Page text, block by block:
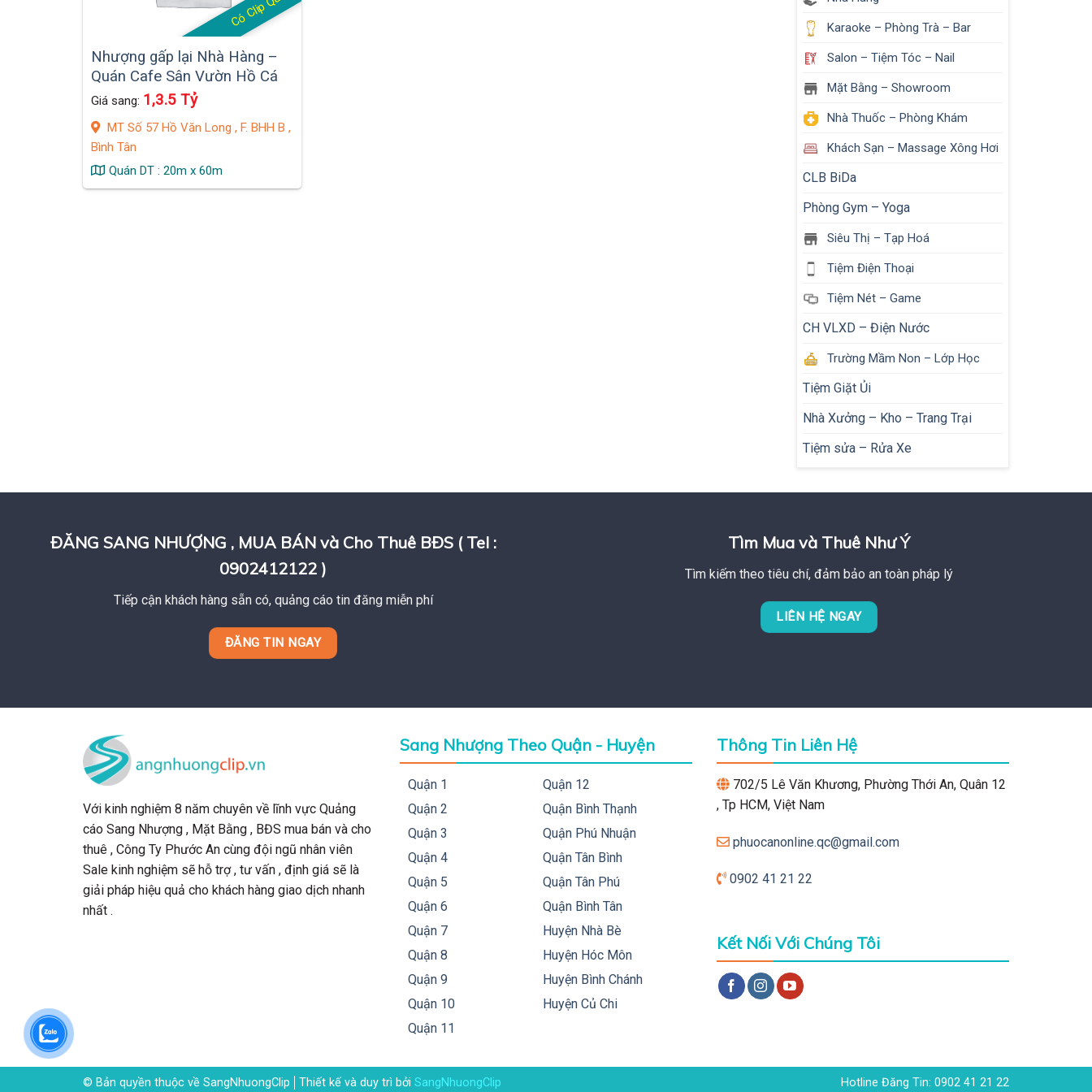
Nhượng gấp lại Nhà Hàng –
Quán Cafe Sân Vườn Hồ Cá
Koi,DT : 1200 m2, Bình Tân
Giá sang: 1,3.5 Tỷ
MT Số 57 Hồ Văn Long , F. BHH B ,
Bình Tân
Quán DT : 20m x 60m
Karaoke – Phòng Trà – Bar
Salon – Tiệm Tóc – Nail
Mặt Bằng – Showroom
Nhà Thuốc – Phòng Khám
Khách Sạn – Massage Xông Hơi
CLB BiDa
Phòng Gym – Yoga
Siêu Thị – Tạp Hoá
Tiệm Điện Thoại
Tiệm Nét – Game
CH VLXD – Điện Nước
Trường Mầm Non – Lớp Học
Tiệm Giặt Ủi
Nhà Xưởng – Kho – Trang Trại
Tiệm sửa – Rửa Xe
ĐĂNG SANG NHƯỢNG , MUA BÁN và Cho Thuê BĐS ( Tel :
0902412122 )
Tiếp cận khách hàng sẵn có, quảng cáo tin đăng miễn phí
ĐĂNG TIN NGAY
Tìm Mua và Thuê Như Ý
Tìm kiếm theo tiêu chí, đảm bảo an toàn pháp lý
LIÊN HỆ NGAY
Với kinh nghiệm 8 năm chuyên về lĩnh vực Quảng
cáo Sang Nhượng , Mặt Bằng , BĐS mua bán và cho
thuê , Công Ty Phước An cùng đội ngũ nhân viên
Sale kinh nghiệm sẽ hỗ trợ , tư vấn , định giá sẽ là
giải pháp hiệu quả cho khách hàng giao dịch nhanh
nhất .
Sang Nhượng Theo Quận - Huyện
Quận 1
Quận 2
Quận 3
Quận 4
Quận 5
Quận 6
Quận 7
Quận 8
Quận 9
Quận 10
Quận 11
Quận 12
Quận Bình Thạnh
Quận Phú Nhuận
Quận Tân Bình
Quận Tân Phú
Quận Bình Tân
Huyện Nhà Bè
Huyện Hóc Môn
Huyện Bình Chánh
Huyện Củ Chi
Thông Tin Liên Hệ
702/5 Lê Văn Khương, Phường Thới An, Quân 12
, Tp HCM, Việt Nam
phuocanonline.qc@gmail.com
0902 41 21 22
Kết Nối Với Chúng Tôi
Hotline Đăng Tin: 0902 41 21 22
© Bản quyền thuộc về SangNhuongClip Thiết kế và duy trì bởi SangNhuongClip